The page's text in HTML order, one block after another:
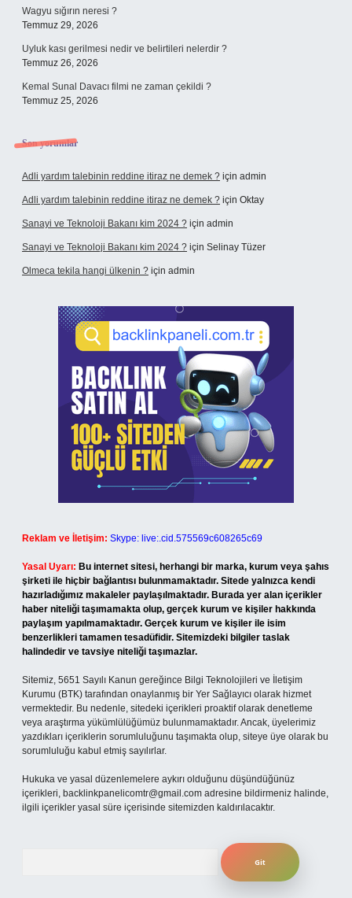
Wagyu sığırın neresi ?
Temmuz 29, 2026
Uyluk kası gerilmesi nedir ve belirtileri nelerdir ?
Temmuz 26, 2026
Kemal Sunal Davacı filmi ne zaman çekildi ?
Temmuz 25, 2026
Son yorumlar
Adli yardım talebinin reddine itiraz ne demek ? için admin
Adli yardım talebinin reddine itiraz ne demek ? için Oktay
Sanayi ve Teknoloji Bakanı kim 2024 ? için admin
Sanayi ve Teknoloji Bakanı kim 2024 ? için Selinay Tüzer
Olmeca tekila hangi ülkenin ? için admin
Reklam ve İletişim: Skype: live:.cid.575569c608265c69
Yasal Uyarı: Bu internet sitesi, herhangi bir marka, kurum veya şahıs
şirketi ile hiçbir bağlantısı bulunmamaktadır. Sitede yalnızca kendi
hazırladığımız makaleler paylaşılmaktadır. Burada yer alan içerikler
haber niteliği taşımamakta olup, gerçek kurum ve kişiler hakkında
paylaşım yapılmamaktadır. Gerçek kurum ve kişiler ile isim
benzerlikleri tamamen tesadüfidir. Sitemizdeki bilgiler taslak
halindedir ve tavsiye niteliği taşımazlar.
Sitemiz, 5651 Sayılı Kanun gereğince Bilgi Teknolojileri ve İletişim
Kurumu (BTK) tarafından onaylanmış bir Yer Sağlayıcı olarak hizmet
vermektedir. Bu nedenle, sitedeki içerikleri proaktif olarak denetleme
veya araştırma yükümlülüğümüz bulunmamaktadır. Ancak, üyelerimiz
yazdıkları içeriklerin sorumluluğunu taşımakta olup, siteye üye olarak bu
sorumluluğu kabul etmiş sayılırlar.
Hukuka ve yasal düzenlemelere aykırı olduğunu düşündüğünüz
içerikleri, backlinkpanelicomtr@gmail.com adresine bildirmeniz halinde,
ilgili içerikler yasal süre içerisinde sitemizden kaldırılacaktır.